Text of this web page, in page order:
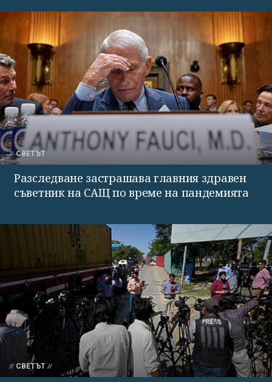
СВЕТЪТ
Разследване застрашава главния здравен
съветник на САЩ по време на пандемията
СВЕТЪТ